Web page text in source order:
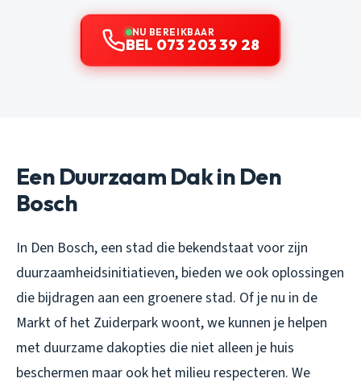
NU BEREIKBAAR
BEL 073 203 39 28
Een Duurzaam Dak in Den
Bosch
In Den Bosch, een stad die bekendstaat voor zijn
duurzaamheidsinitiatieven, bieden we ook oplossingen
die bijdragen aan een groenere stad. Of je nu in de
Markt of het Zuiderpark woont, we kunnen je helpen
met duurzame dakopties die niet alleen je huis
beschermen maar ook het milieu respecteren. We